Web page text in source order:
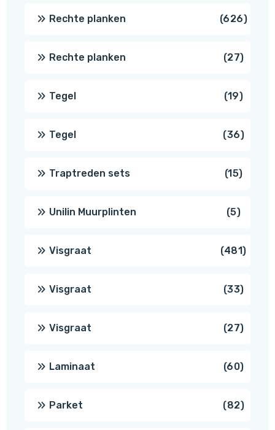
Rechte planken 626626
Rechte planken 2727
Tegel 1919
Tegel 3636
Traptreden sets 1515
Unilin Muurplinten 55
Visgraat 481481
Visgraat 3333
Visgraat 2727
Laminaat 6060
Parket 8282